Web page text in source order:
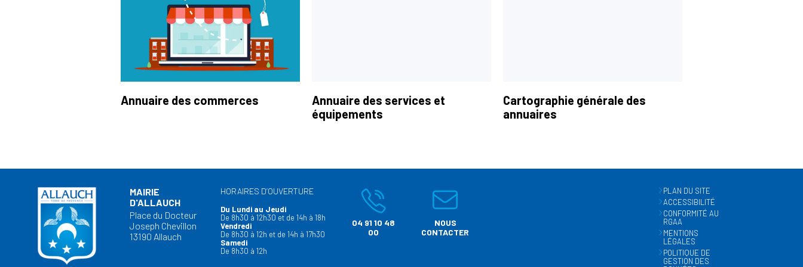
Annuaire des commerces
Annuaire des services et
équipements
Cartographie générale des
annuaires
MAIRIE
D'ALLAUCH
Place du Docteur
Joseph Chevillon
13190 Allauch
HORAIRES D’OUVERTURE
Du Lundi au Jeudi
De 8h30 à 12h30 et de 14h à 18h
Vendredi
De 8h30 à 12h et de 14h à 17h30
Samedi
De 8h30 à 12h
04 91 10 48
00
NOUS
CONTACTER
PLAN DU SITE
ACCESSIBILITÉ
CONFORMITÉ AU
RGAA
MENTIONS
LÉGALES
POLITIQUE DE
GESTION DES